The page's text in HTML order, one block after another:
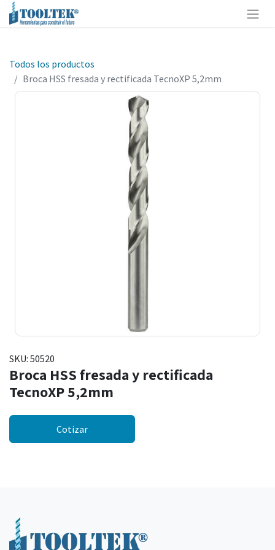
Todos los productos
Broca HSS fresada y rectificada TecnoXP 5,2mm
SKU: 50520
Broca HSS fresada y rectificada
TecnoXP 5,2mm
Cotizar